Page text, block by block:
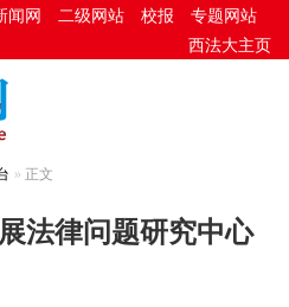
闻网 二级网站 校报
专题网站
西法大主页
正文
法律问题研究中心